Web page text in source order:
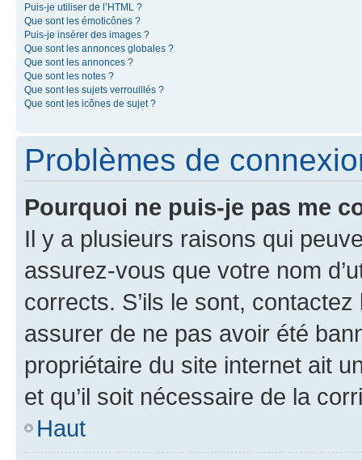
Puis-je utiliser de l’HTML ?
Que sont les émoticônes ?
Puis-je insérer des images ?
Que sont les annonces globales ?
Que sont les annonces ?
Que sont les notes ?
Que sont les sujets verrouillés ?
Que sont les icônes de sujet ?
Problèmes de
Pourquoi ne puis-je pas me
Il y a plusieurs raisons qui
assurez-vous que votre nom
corrects. S’ils le sont,
assurer de ne pas avoir été
propriétaire du site internet ait
et qu’il soit nécessaire de la
Haut